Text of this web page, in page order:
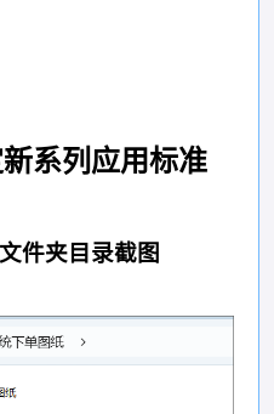
新系列应用标准
件夹目录截图